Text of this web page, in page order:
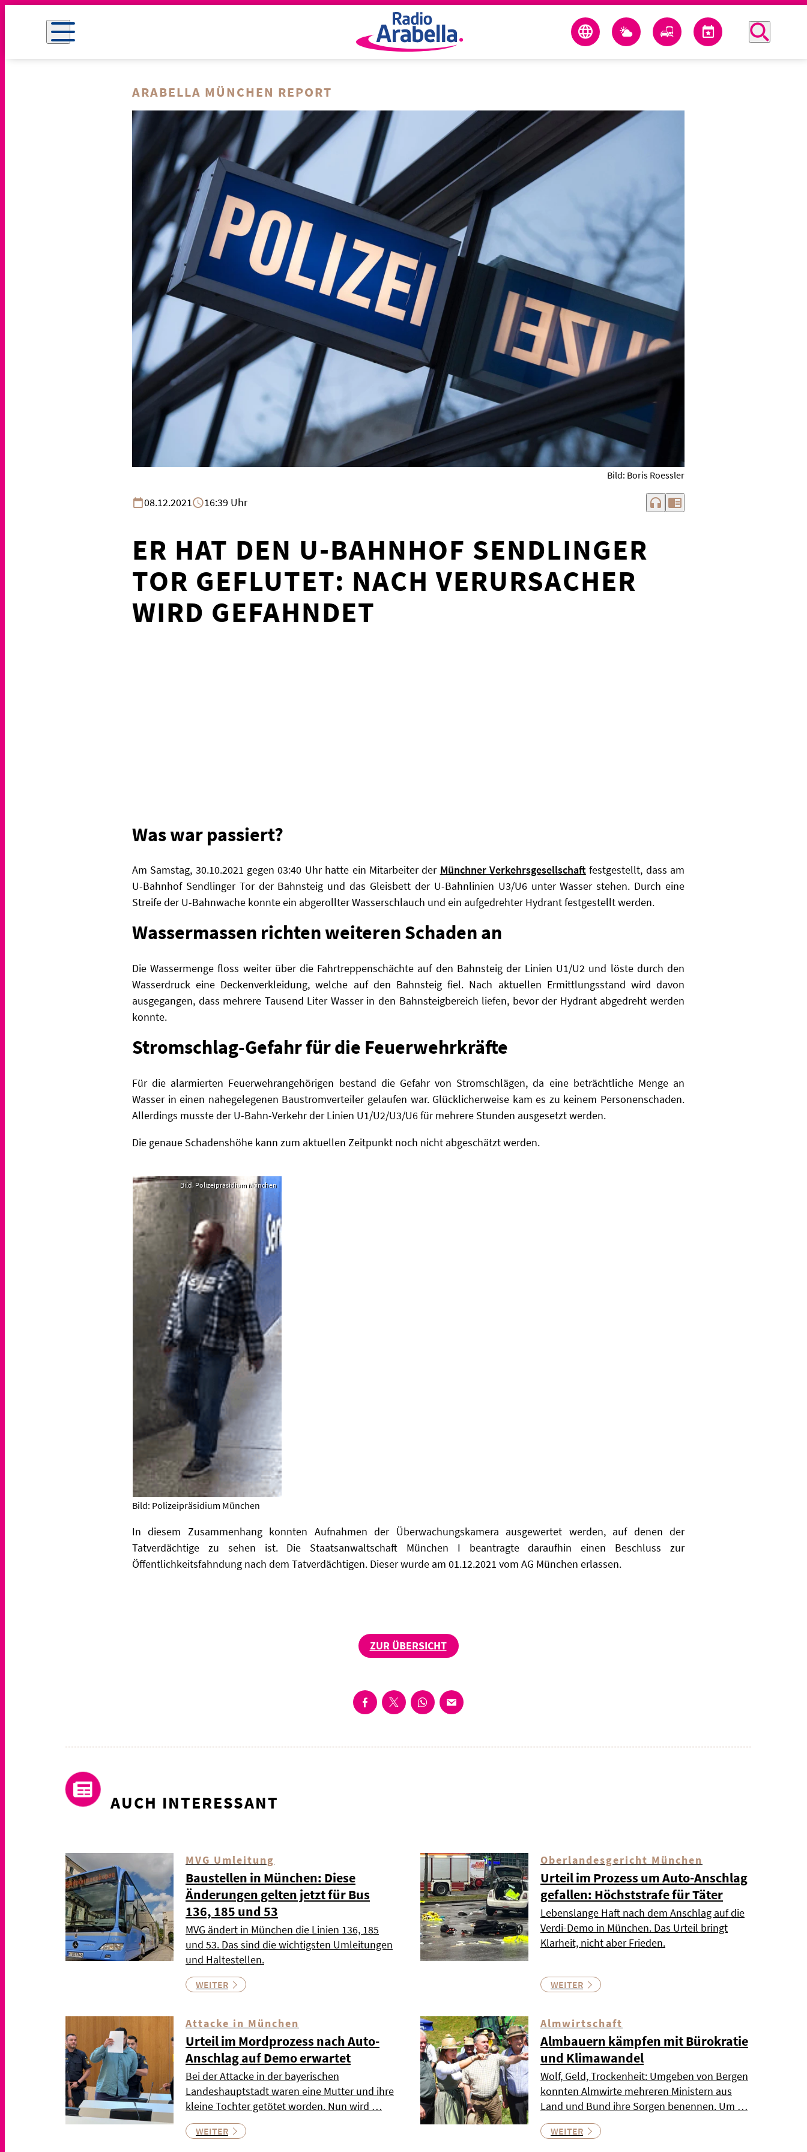
ARABELLA MÜNCHEN REPORT
Bild: Boris Roessler
08.12.2021 16:39 Uhr headphones chrome_reader_mode
ER HAT DEN U-BAHNHOF SENDLINGER
TOR GEFLUTET: NACH VERURSACHER
WIRD GEFAHNDET
Was war passiert?
Am Samstag, 30.10.2021 gegen 03:40 Uhr hatte ein Mitarbeiter der Münchner Verkehrsgesellschaftfestgestellt, dass am
U-Bahnhof Sendlinger Tor der Bahnsteig und das Gleisbett der U-Bahnlinien U3/U6 unter Wasser stehen. Durch eine
Streife der U-Bahnwache konnte ein abgerollter Wasserschlauch und ein aufgedrehter Hydrant festgestellt werden.
Wassermassen richten weiteren Schaden an
Die Wassermenge floss weiter über die Fahrtreppenschächte auf den Bahnsteig der Linien U1/U2 und löste durch den
Wasserdruck eine Deckenverkleidung, welche auf den Bahnsteig fiel. Nach aktuellen Ermittlungsstand wird davon
ausgegangen, dass mehrere Tausend Liter Wasser in den Bahnsteigbereich liefen, bevor der Hydrant abgedreht werden
konnte.
Stromschlag-Gefahr für die Feuerwehrkräfte
Für die alarmierten Feuerwehrangehörigen bestand die Gefahr von Stromschlägen, da eine beträchtliche Menge an
Wasser in einen nahegelegenen Baustromverteiler gelaufen war. Glücklicherweise kam es zu keinem Personenschaden.
Allerdings musste der U-Bahn-Verkehr der Linien U1/U2/U3/U6 für mehrere Stunden ausgesetzt werden.
Die genaue Schadenshöhe kann zum aktuellen Zeitpunkt noch nicht abgeschätzt werden.
Bild. Polizeipräsidium München
Bild: Polizeipräsidium München
In diesem Zusammenhang konnten Aufnahmen der Überwachungskamera ausgewertet werden, auf denen der
Tatverdächtige zu sehen ist. Die Staatsanwaltschaft München I beantragte daraufhin einen Beschluss zur
Öffentlichkeitsfahndung nach dem Tatverdächtigen. Dieser wurde am 01.12.2021 vom AG München erlassen.
ZUR ÜBERSICHT
AUCH INTERESSANT
MVG Umleitung
Baustellen in München: Diese
Änderungen gelten jetzt für Bus
136, 185 und 53
MVG ändert in München die Linien 136, 185
und 53. Das sind die wichtigsten Umleitungen
und Haltestellen.
WEITER
Oberlandesgericht München
Urteil im Prozess um Auto-Anschlag
gefallen: Höchststrafe für Täter
Lebenslange Haft nach dem Anschlag auf die
Verdi-Demo in München. Das Urteil bringt
Klarheit, nicht aber Frieden.
WEITER
Attacke in München
Urteil im Mordprozess nach Auto-
Anschlag auf Demo erwartet
Bei der Attacke in der bayerischen
Landeshauptstadt waren eine Mutter und ihre
kleine Tochter getötet worden. Nun wird …
WEITER
Almwirtschaft
Almbauern kämpfen mit Bürokratie
und Klimawandel
Wolf, Geld, Trockenheit: Umgeben von Bergen
konnten Almwirte mehreren Ministern aus
Land und Bund ihre Sorgen benennen. Um …
WEITER